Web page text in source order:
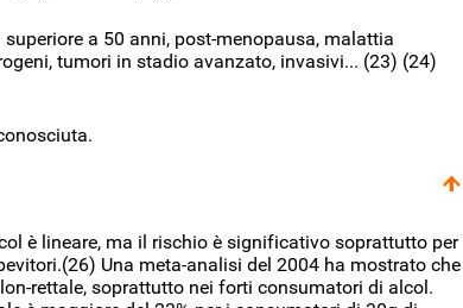
a 50 anni, post-menopausa, malattia
tumori in stadio avanzato, invasivi... (23) (24)
è lineare, ma il rischio è significativo soprattutto per
Una meta-analisi del 2004 ha mostrato che
rettale, soprattutto nei forti consumatori di alcol.